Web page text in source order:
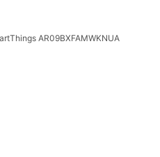
AR09BXFAMWKNUA